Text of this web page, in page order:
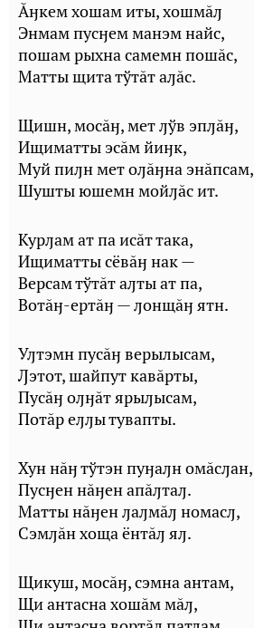
Ăӈкем хошам иты, хошмăԓ
Энмам пусӈем манэм найс,
пошам рыхна самемн пошăс,
Матты щита тўтăт аԓăс.
Щишн, мосăӈ, мет ԓўв эпԓăӈ,
Ищиматты эсăм йиӈк,
Муй пиԓн мет оԓăӈна энăпсам,
Шушты юшемн мойԓăс ит.
Курԓам ат па исăт така,
Ищиматты сёвăӈ нак —
Версам тўтăт аԓты ат па,
Вотăӈ-ертăӈ — ԓонщăӈ ятн.
Уԓтэмн пусăӈ верылысам,
Ԓэтот, шайпут кавăрты,
Пусăӈ оԓӈăт ярыԓысам,
Потăр еԓԓы тувапты.
Хун нăӈ тўтэн пуӈаԓн омăсԓан,
Пусӈен нăӈен апăԓтаԓ.
Матты нăӈен ԓаԓмăԓ номасԓ,
Сэмԓăн хоща ёнтăԓ яԓ.
Щикуш, мосăӈ, сэмна антам,
Щи антасна хошăм мăԓ,